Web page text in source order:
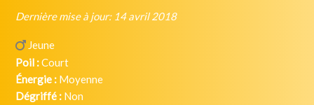
Dernière mise à jour: 14 avril 2018
Jeune
Poil :Court
Énergie : Moyenne
Dégriffé : Non